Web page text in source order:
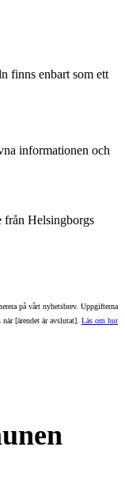
finns enbart som ett
informationen och
från Helsingborgs
på vårt nyhetsbrev. Uppgifterna
[ärendet är avslutat]. Läs om hur